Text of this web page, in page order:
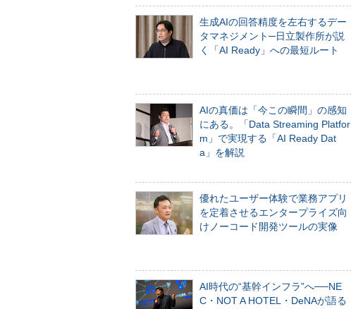
生成AIの回答精度を左右するデー
タマネジメント─日立製作所が説
く「AI Ready」への最短ルート
AIの真価は「今この瞬間」の感知
にある。「Data Streaming Platfor
m」で実現する「AI Ready Dat
a」を解説
優れたユーザー体験で業務アプリ
を定着させるエンタープライズ向
けノーコード開発ツールの実像
AI時代の“基幹インフラ”へ──NE
C・NOT A HOTEL・DeNAが語る